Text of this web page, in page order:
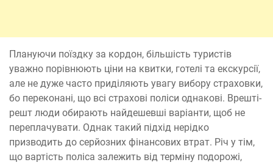
Плануючи поїздку за кордон, більшість туристів
уважно порівнюють ціни на квитки, готелі та екскурсії,
але не дуже часто приділяють увагу вибору страховки,
бо переконані, що всі страхові поліси однакові. Врешті-
решт люди обирають найдешевші варіанти, щоб не
переплачувати. Однак такий підхід нерідко
призводить до серйозних фінансових втрат. Річ у тім,
що вартість поліса залежить від терміну подорожі,